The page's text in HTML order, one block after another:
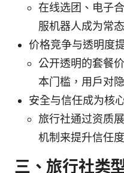
在线选团、电子
服机器人成为常
价格竞争与透明度
公开透明的套餐
本门槛，用户对
安全与信任成为核
旅行社通过资质
机制来提升信任度
三、旅行社类